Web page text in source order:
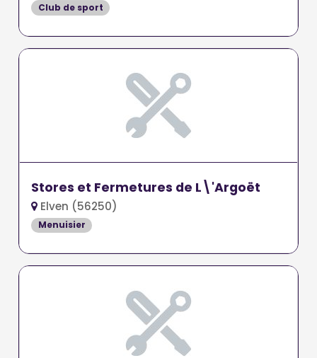
Club de sport
Stores et Fermetures de L\'Argoët
Elven (56250)
Menuisier